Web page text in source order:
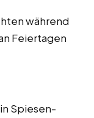
während
Feiertagen
Spiesen-